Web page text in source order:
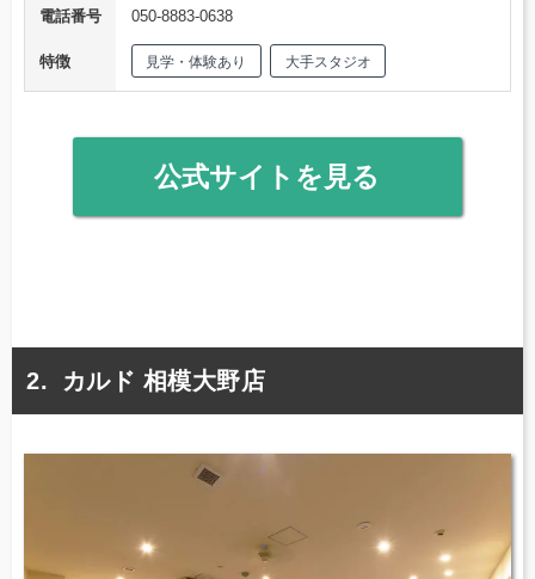
電話番号
050-8883-0638
特徴 見学・体験あり 大手スタジオ
公式サイトを見る
カルド 相模大野店